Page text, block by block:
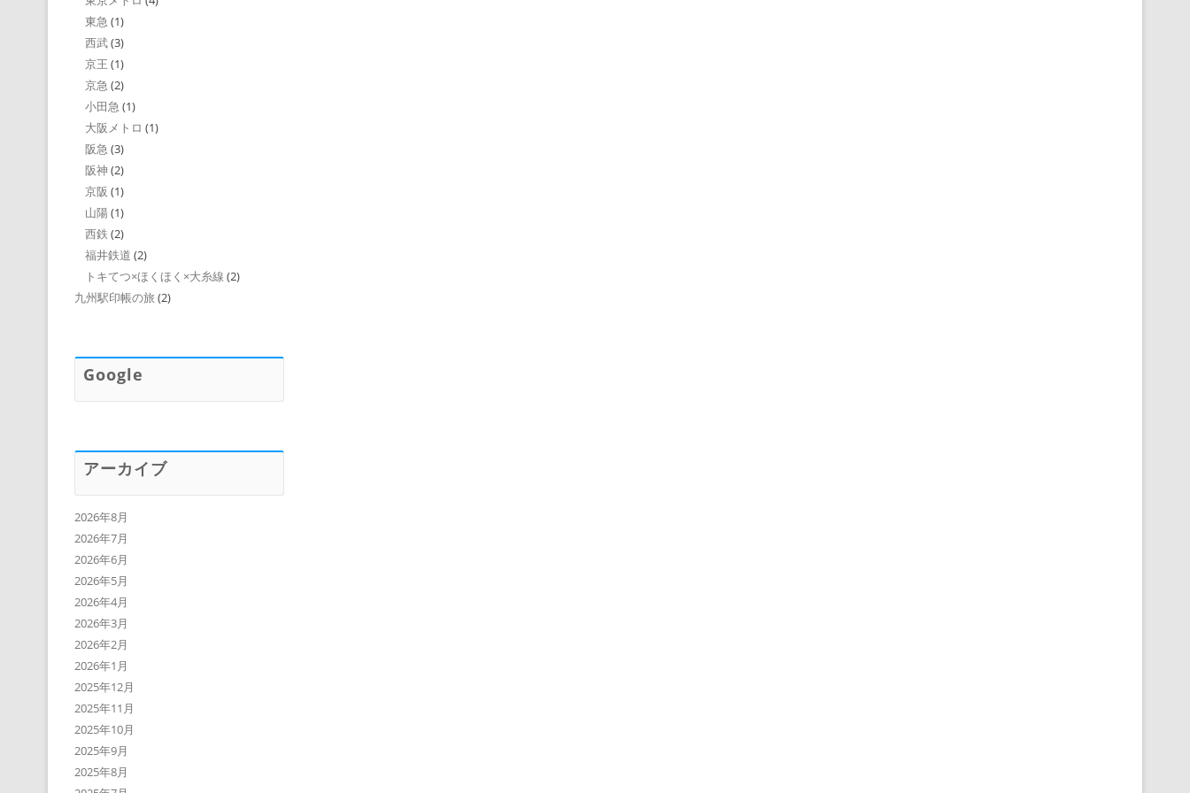
東急 (1)
西武(3)
京王 (1)
京急 (2)
小田急 (1)
大阪メトロ (1)
阪急 (3)
阪神 (2)
京阪 (1)
山陽 (1)
西鉄 (2)
福井鉄道 (2)
トキてつ×ほくほく×大糸線 (2)
九州駅印帳の旅 (2)
Google
アーカイブ
2026年8月
2026年7月
2026年6月
2026年5月
2026年4月
2026年3月
2026年2月
2026年1月
2025年12月
2025年11月
2025年10月
2025年9月
2025年8月